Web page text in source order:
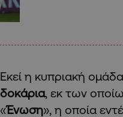
Εκεί η κυπριακή
δοκάρια, εκ των
«Ένωση», η οποία